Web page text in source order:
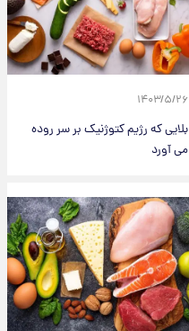
۱۴۰۳/۵/۲۶
بلایی که رژیم کتوژنیک بر سر روده
می آورد